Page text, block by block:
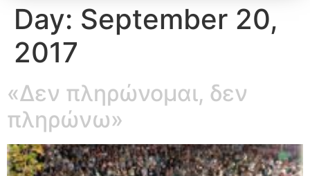
Day: September 20,
2017
«Δεν πληρώνομαι, δεν
πληρώνω»